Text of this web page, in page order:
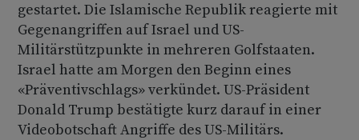
gestartet. Die Islamische Republik reagierte mit
Gegenangriffen auf Israel und US-
Militärstützpunkte in mehreren Golfstaaten.
Israel hatte am Morgen den Beginn eines
«Präventivschlags» verkündet. US-Präsident
Donald Trump bestätigte kurz darauf in einer
Videobotschaft Angriffe des US-Militärs.